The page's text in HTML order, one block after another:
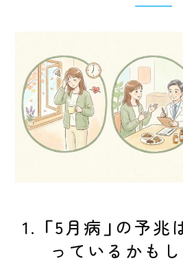
1. 「5月病」の予兆
っているかも